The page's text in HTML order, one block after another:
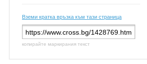
Вземи кратка връзка към тази страница
копирайте маркирания текст